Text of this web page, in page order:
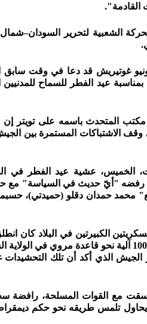
القادمة".
الشعبية لتحرير السودان–شمال
غوتيريش قد دعا في وقت سابق
بمناسبة عيد الفطر للسماح
المتحدث باسمه على تويتر إن
وقف الاشتباكات المستمرة بين
الخميس، عشية عيد الفطر في
رفضه "أيّ حديث في السياسة" مع
محمد حمدان دقلو (حميدتي)،
الكبيرتين في البلاد كان
أيام من دفع قوات الدعم السريع بنحو 100 آلية نحو
الجيش الذي أكد أن تلك التحشيدات
مع القوات المسلحة، رافضة
القتال لاحقاً في بلد لا يزال منذ 2019 يحاول تلمس